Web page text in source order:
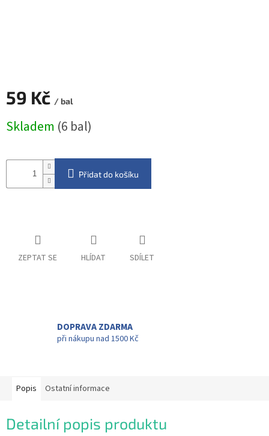
59 Kč / bal
cena:
Skladem (6 bal)
Přidat do košíku
ZEPTAT SE HLÍDAT SDÍLET
DOPRAVA ZDARMA
při nákupu nad 1500 Kč
Popis Ostatní informace
Detailní popis produktu